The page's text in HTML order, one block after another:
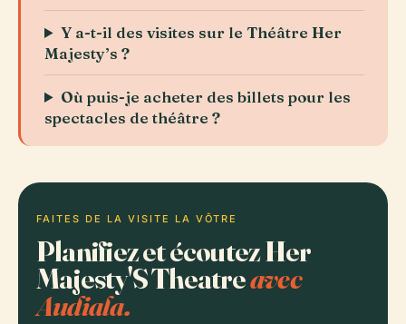
Y a-t-il des visites sur le Théâtre Her
Majesty’s ?
Où puis-je acheter des billets pour les
spectacles de théâtre ?
FAITES DE LA VISITE LA VÔTRE
Planifiez et écoutez Her
Majesty'S Theatreavec
Audiala.